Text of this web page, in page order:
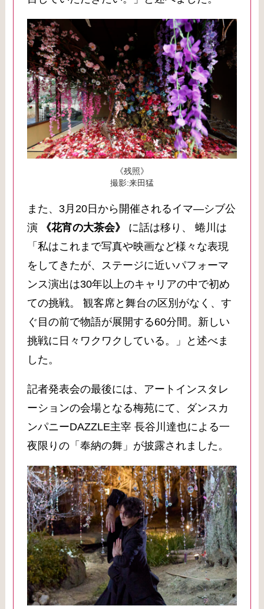
《残照》
撮影:来田猛
また、3月20日から開催されるイマ―シブ公
演
《花宵の大茶会》
に話は移り、 蜷川は
「私はこれまで写真や映画など様々な表現
をしてきたが、ステージに近いパフォーマ
ンス演出は30年以上のキャリアの中で初め
ての挑戦。 観客席と舞台の区別がなく、す
ぐ目の前で物語が展開する60分間。新しい
挑戦に日々ワクワクしている。」と述べま
した。
記者発表会の最後には、アートインスタレ
ーションの会場となる梅苑にて、ダンスカ
ンパニーDAZZLE主宰 長谷川達也による一
夜限りの「奉納の舞」が披露されました。